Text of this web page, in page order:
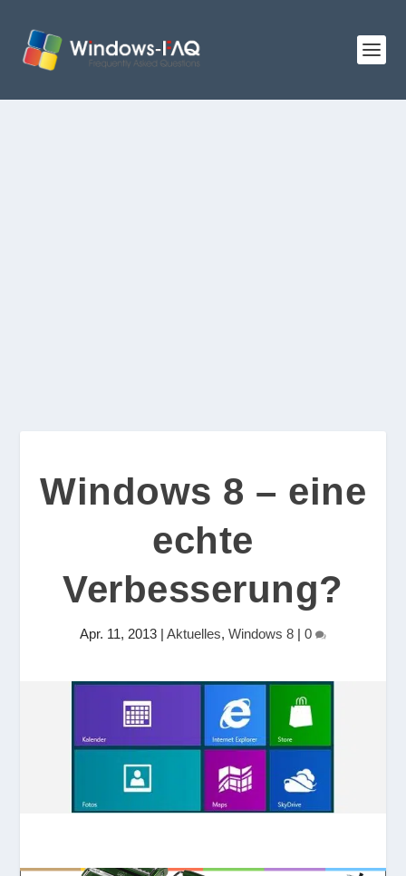
Windows 8 – eine
echte
Verbesserung?
Apr. 11, 2013 | Aktuelles, Windows 8 | 0